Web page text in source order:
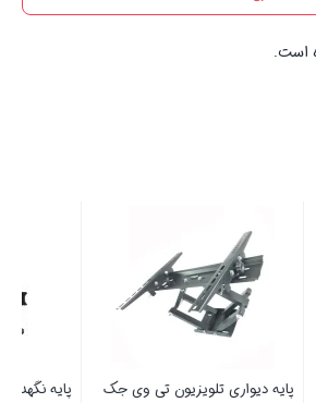
است.
تی وی جک
پایه نگهدارنده گوشی موبایل و تبلت